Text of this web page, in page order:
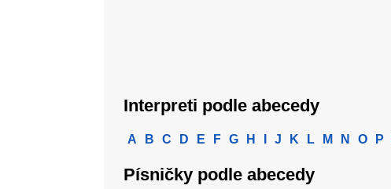
Interpreti podle abecedy
A B C D E F G H J K L M N O P
Písničky podle abecedy